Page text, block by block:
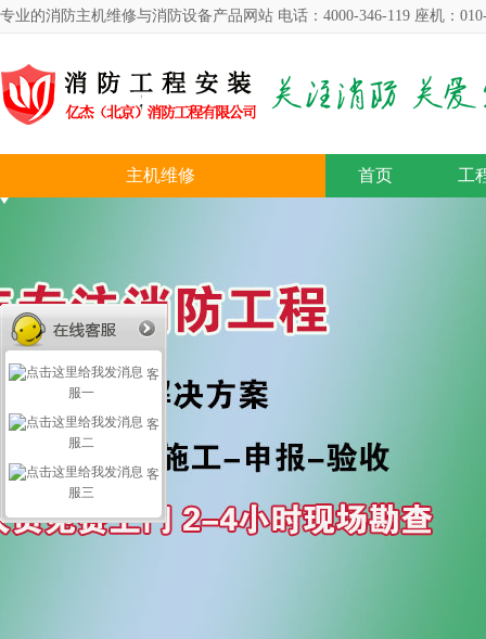
专业的消防主机维修与消防设备产品网站 电话：4000-346-119 座机：
主机维修 首页 工
客
服一
客
服二
客
服三